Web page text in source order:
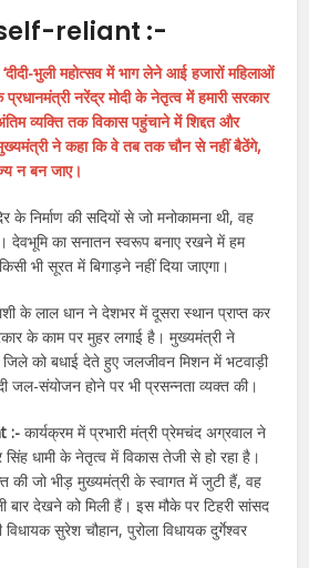
reliant :-
भुली महोत्सव में भाग लेने आई हजारों महिलाओं
नरेंद्र मोदी के नेतृत्व में हमारी सरकार
व्यक्ति तक विकास पहुंचाने में शिद्दत और
ने कहा कि वे तब तक चौन से नहीं बैठेंगे,
न बन जाए।
के निर्माण की सदियों से जो मनोकामना थी, वह
देवभूमि का सनातन स्वरूप बनाए रखने में हम
भी सूरत में बिगाड़ने नहीं दिया जाएगा।
के लाल धान ने देशभर में दूसरा स्थान प्राप्त कर
के काम पर मुहर लगाई है। मुख्यमंत्री ने
को बधाई देते हुए जलजीवन मिशन में भटवाड़ी
जल-संयोजन होने पर भी प्रसन्नता व्यक्त की।
:-कार्यक्रम में प्रभारी मंत्री प्रेमचंद अग्रवाल ने
धामी के नेतृत्व में विकास तेजी से हो रहा है।
की जो भीड़ मुख्यमंत्री के स्वागत में जुटी हैं, वह
बार देखने को मिली हैं। इस मौके पर टिहरी सांसद
विधायक सुरेश चौहान, पुरोला विधायक दुर्गेश्वर